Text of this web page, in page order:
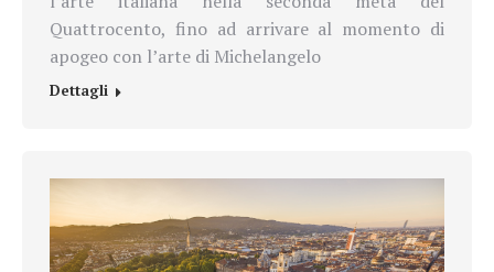
Quattrocento, fino ad arrivare al momento di
apogeo con l’arte di Michelangelo
Dettagli